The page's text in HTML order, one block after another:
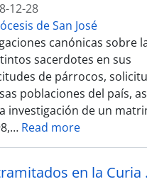
12-28
de San José
canónicas sobre
sacerdotes en sus
de párrocos,
poblaciones del país,
investigación de un
… Read more